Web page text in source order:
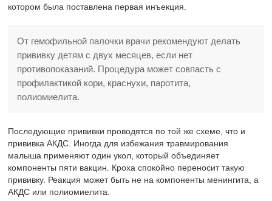
котором была поставлена первая инъекция.
От гемофильной палочки врачи рекомендуют делать
прививку детям с двух месяцев, если нет
противопоказаний. Процедура может совпасть с
профилактикой кори, краснухи, паротита,
полиомиелита.
Последующие прививки проводятся по той же схеме, что и
прививка АКДС. Иногда для избежания травмирования
малыша применяют один укол, который объединяет
компоненты пяти вакцин. Кроха спокойно переносит такую
прививку. Реакция может быть не на компоненты менингита, а
АКДС или полиомиелита.